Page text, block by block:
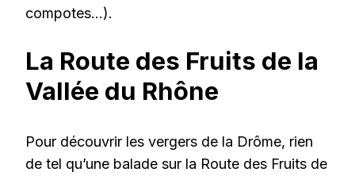
compotes…).
La Route des Fruits de la
Vallée du Rhône
Pour découvrir les vergers de la Drôme, rien
de tel qu’une balade sur la Route des Fruits de